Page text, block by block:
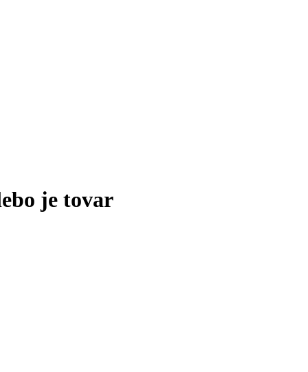
je tovar